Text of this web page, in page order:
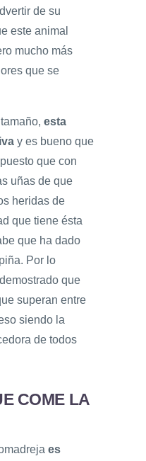
de su
este animal
mucho más
que se
esta
y es bueno que
que con
uñas de que
heridas de
que tiene ésta
que ha dado
Por lo
que
superan entre
siendo la
de todos
COME LA
es